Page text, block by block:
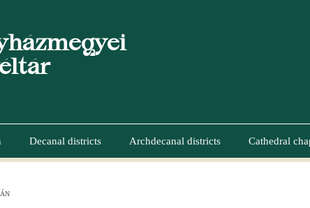
Decanal districts Archdecanal districts Cathedral